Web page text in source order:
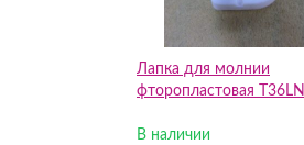
Лапка для молнии
фторопластовая T36LN
В наличии